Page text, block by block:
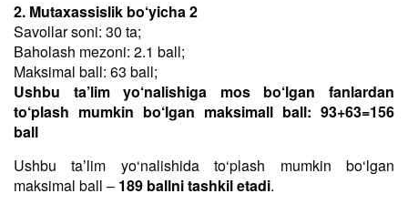
2. Mutaxassislik bo‘yicha 2
Savollar soni: 30 ta;
Baholash mezoni: 2.1 ball;
Maksimal ball: 63 ball;
Ushbu ta’lim yo‘nalishiga mos bo‘lgan fanlardan
to‘plash mumkin bo‘lgan maksimall ball: 93+63=156
ball
Ushbu taʼlim yo‘nalishida to‘plash mumkin bo‘lgan
maksimal ball – 189 ballni tashkil etadi.